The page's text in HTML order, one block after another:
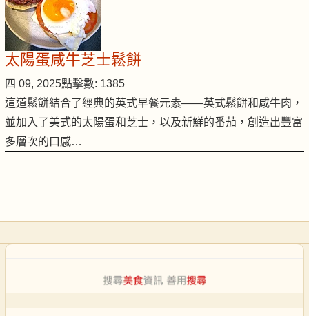
太陽蛋咸牛芝士鬆餅
四 09, 2025點擊數: 1385
這道鬆餅結合了經典的英式早餐元素——英式鬆餅和咸牛肉，
並加入了美式的太陽蛋和芝士，以及新鮮的番茄，創造出豐富
多層次的口感…